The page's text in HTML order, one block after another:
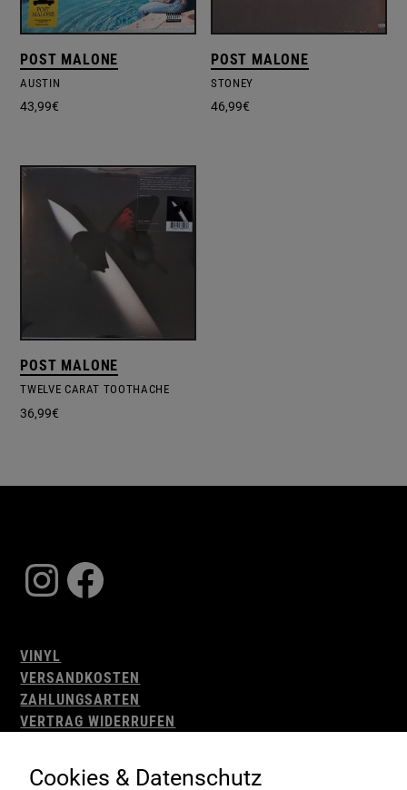
POST MALONE
AUSTIN
43,99€
POST MALONE
STONEY
46,99€
POST MALONE
TWELVE CARAT TOOTHACHE
36,99€
Instagram
Facebook
VINYL
VERSANDKOSTEN
ZAHLUNGSARTEN
VERTRAG WIDERRUFEN
WIDERRUFSBELEHRUNG
Cookies & Datenschutz